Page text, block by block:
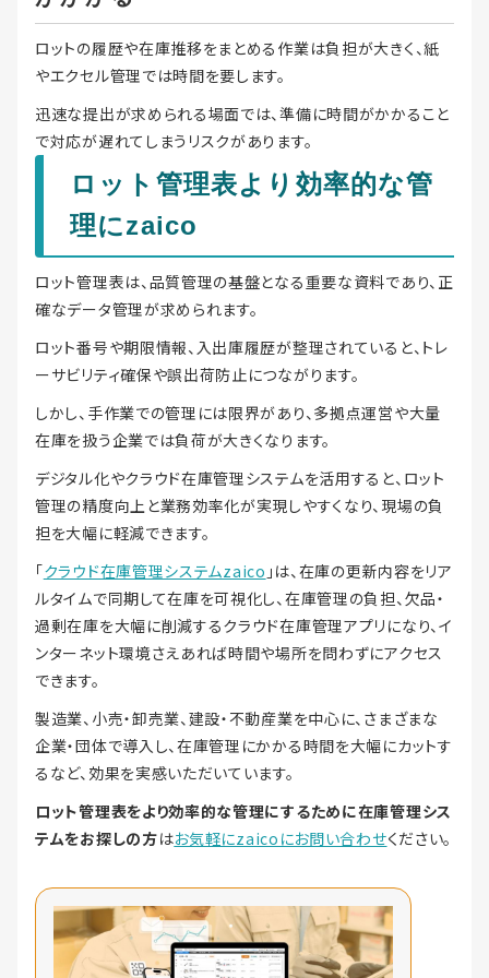
ロットの履歴や在庫推移をまとめる作業は負担が大きく、紙
やエクセル管理では時間を要します。
迅速な提出が求められる場面では、準備に時間がかかること
で対応が遅れてしまうリスクがあります。
ロット管理表より効率的な管
理にzaico
ロット管理表は、品質管理の基盤となる重要な資料であり、正
確なデータ管理が求められます。
ロット番号や期限情報、入出庫履歴が整理されていると、トレ
ーサビリティ確保や誤出荷防止につながります。
しかし、手作業での管理には限界があり、多拠点運営や大量
在庫を扱う企業では負荷が大きくなります。
デジタル化やクラウド在庫管理システムを活用すると、ロット
管理の精度向上と業務効率化が実現しやすくなり、現場の負
担を大幅に軽減できます。
「クラウド在庫管理システムzaico 」は、在庫の更新内容をリア
ルタイムで同期して在庫を可視化し、在庫管理の負担、欠品・
過剰在庫を大幅に削減するクラウド在庫管理アプリになり、イ
ンターネット環境さえあれば時間や場所を問わずにアクセス
できます。
製造業、小売・卸売業、建設・不動産業を中心に、さまざまな
企業・団体で導入し、在庫管理にかかる時間を大幅にカットす
るなど、効果を実感いただいています。
ロット管理表をより効率的な管理にするために在庫管理シス
テムをお探しの方はお気軽にzaicoにお問い合わせください。